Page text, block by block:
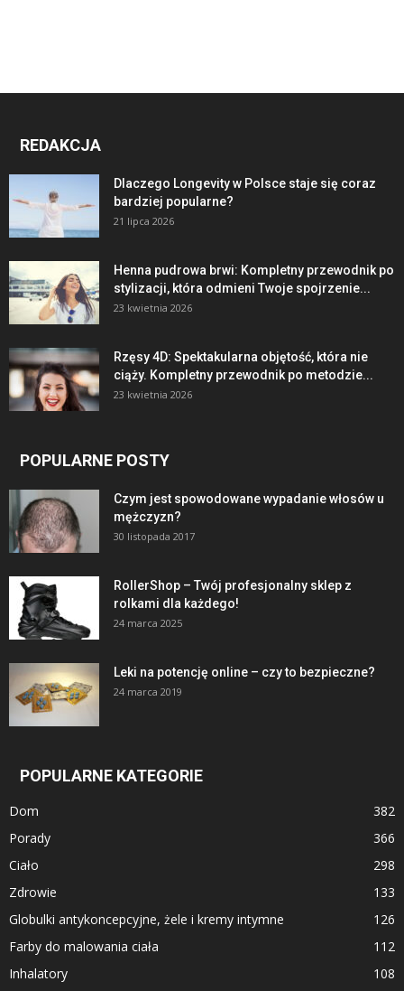
REDAKCJA
Dlaczego Longevity w Polsce staje się coraz
bardziej popularne?
21 lipca 2026
Henna pudrowa brwi: Kompletny przewodnik po
stylizacji, która odmieni Twoje spojrzenie...
23 kwietnia 2026
Rzęsy 4D: Spektakularna objętość, która nie
ciąży. Kompletny przewodnik po metodzie...
23 kwietnia 2026
POPULARNE POSTY
Czym jest spowodowane wypadanie włosów u
mężczyzn?
30 listopada 2017
RollerShop – Twój profesjonalny sklep z
rolkami dla każdego!
24 marca 2025
Leki na potencję online – czy to bezpieczne?
24 marca 2019
POPULARNE KATEGORIE
Dom
382
Porady
366
Ciało
298
Zdrowie
133
Globulki antykoncepcyjne, żele i kremy intymne
126
Farby do malowania ciała
112
Inhalatory
108